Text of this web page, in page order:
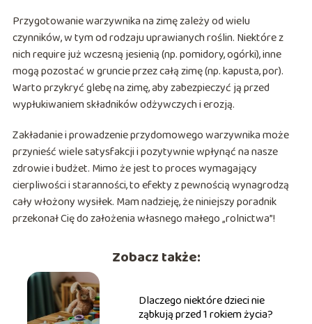
Przygotowanie warzywnika na zimę zależy od wielu
czynników, w tym od rodzaju uprawianych roślin. Niektóre z
nich require już wczesną jesienią (np. pomidory, ogórki), inne
mogą pozostać w gruncie przez całą zimę (np. kapusta, por).
Warto przykryć glebę na zimę, aby zabezpieczyć ją przed
wypłukiwaniem składników odżywczych i erozją.
Zakładanie i prowadzenie przydomowego warzywnika może
przynieść wiele satysfakcji i pozytywnie wpłynąć na nasze
zdrowie i budżet. Mimo że jest to proces wymagający
cierpliwości i staranności, to efekty z pewnością wynagrodzą
cały włożony wysiłek. Mam nadzieję, że niniejszy poradnik
przekonał Cię do założenia własnego małego „rolnictwa”!
Zobacz także:
Dlaczego niektóre dzieci nie
ząbkują przed 1 rokiem życia?